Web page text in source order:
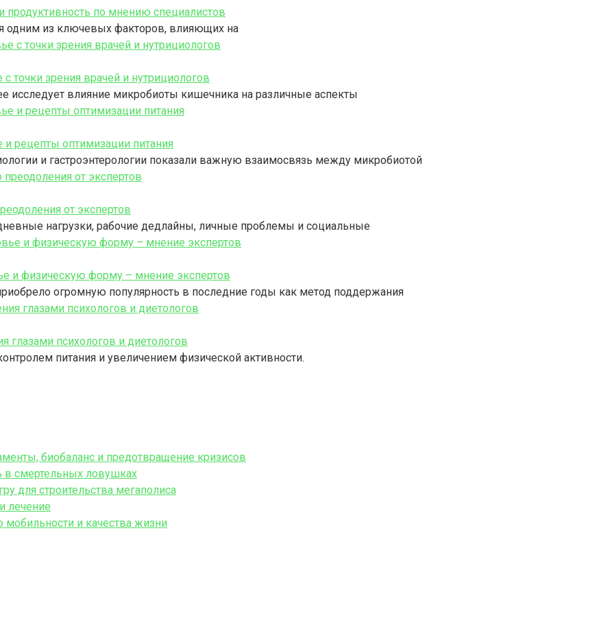
по мнению специалистов
одним из ключевых факторов, влияющих на
точки зрения врачей и нутрициологов
исследует влияние микробиоты кишечника на различные аспекты
рецепты оптимизации питания
и гастроэнтерологии показали важную взаимосвязь между микробиотой
от экспертов
нагрузки, рабочие дедлайны, личные проблемы и социальные
и физическую форму – мнение экспертов
огромную популярность в последние годы как метод поддержания
глазами психологов и диетологов
питания и увеличением физической активности.
биобаланс и предотвращение кризисов
в смертельных ловушках
для строительства мегаполиса
лечение
мобильности и качества жизни